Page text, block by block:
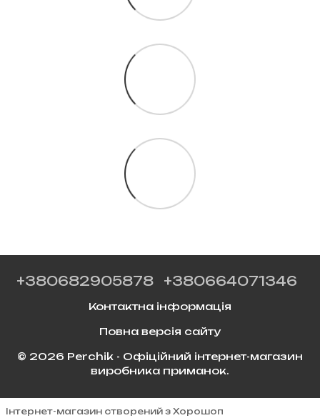
+380682905878 +380664071346
Контактна інформація
Повна версія сайту
© 2026 Perchik - Офіційний інтернет-магазин
виробника приманок.
Інтернет-магазин створений з Хорошоп